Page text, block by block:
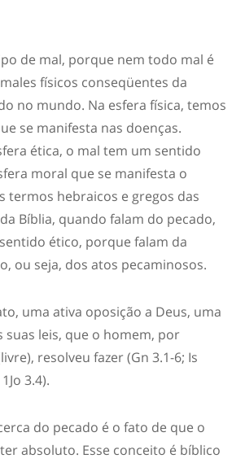
de mal, porque nem todo mal é
físicos conseqüentes da
no mundo. Na esfera física, temos
se manifesta nas doenças.
ética, o mal tem um sentido
moral que se manifesta o
termos hebraicos e gregos das
Bíblia, quando falam do pecado,
ético, porque falam da
ou seja, dos atos pecaminosos.
uma ativa oposição a Deus, uma
suas leis, que o homem, por
resolveu fazer (Gn 3.1-6; Is
3.4).
do pecado é o fato de que o
absoluto. Esse conceito é bíblico